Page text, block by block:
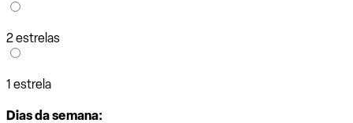
2 estrelas
1 estrela
Dias da semana: